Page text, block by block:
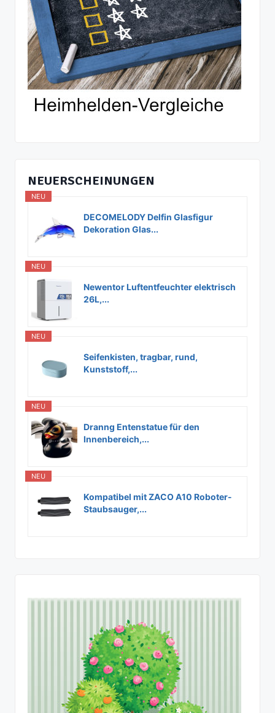
NEUERSCHEINUNGEN
NEU
DECOMELODY Delfin Glasfigur
Dekoration Glas...
NEU
Newentor Luftentfeuchter elektrisch
26L,...
NEU
Seifenkisten, tragbar, rund,
Kunststoff,...
NEU
Dranng Entenstatue für den
Innenbereich,...
NEU
Kompatibel mit ZACO A10 Roboter-
Staubsauger,...